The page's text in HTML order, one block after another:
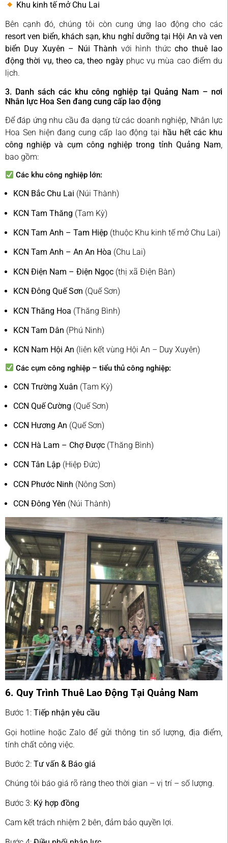
Khu kinh tế mở Chu Lai
Bên cạnh đó, chúng tôi còn cung ứng lao động cho các
resort ven biển, khách sạn, khu nghỉ dưỡng tại Hội An và ven
biển Duy Xuyên – Núi Thành với hình thứccho thuê lao
động thời vụ, theo ca, theo ngàyphục vụ mùa cao điểm du
lịch.
3. Danh sách các khu công nghiệp tại Quảng Nam – nơi
Nhân lực Hoa Sen đang cung cấp lao động
Để đáp ứng nhu cầu đa dạng từ các doanh nghiệp, Nhân lực
Hoa Sen hiện đang cung cấp lao động tại hầu hết các khu
công nghiệp và cụm công nghiệp trong tỉnh Quảng Nam
bao gồm:
Các khu công nghiệp lớn:
KCN Bắc Chu Lai (Núi Thành)
KCN Tam Thăng (Tam Kỳ)
KCN Tam Anh – Tam Hiệp (thuộc Khu kinh tế mở Chu Lai)
KCN Tam Anh – An An Hòa (Chu Lai)
KCN Điện Nam – Điện Ngọc (thị xã Điện Bàn)
KCN Đông Quế Sơn (Quế Sơn)
KCN Thăng Hoa (Thăng Bình)
KCN Tam Dân (Phú Ninh)
KCN Nam Hội An (liên kết vùng Hội An – Duy Xuyên)
Các cụm công nghiệp – tiểu thủ công nghiệp:
CCN Trường Xuân (Tam Kỳ)
CCN Quế Cường (Quế Sơn)
CCN Hương An (Quế Sơn)
CCN Hà Lam – Chợ Được (Thăng Bình)
CCN Tân Lập (Hiệp Đức)
CCN Phước Ninh (Nông Sơn)
CCN Đông Yên (Núi Thành)
6. Quy Trình Thuê Lao Động Tại Quảng Nam
Bước 1: Tiếp nhận yêu cầu
Gọi hotline hoặc Zalo để gửi thông tin số lượng, địa điểm,
tính chất công việc.
Bước 2: Tư vấn & Báo giá
Chúng tôi báo giá rõ ràng theo thời gian – vị trí – số lượng.
Bước 3: Ký hợp đồng
Cam kết trách nhiệm 2 bên, đảm bảo quyền lợi.